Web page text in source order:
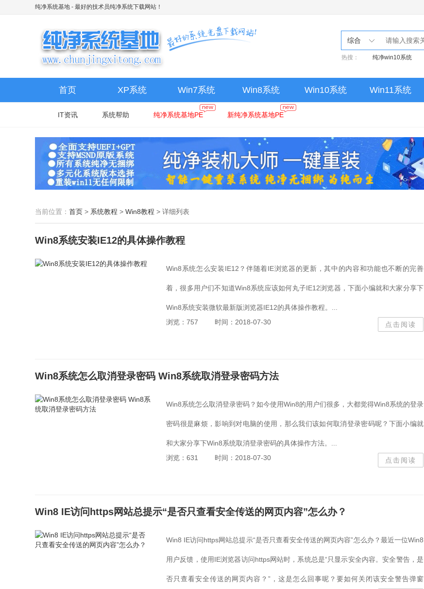
纯净系统基地 - 最好的技术员纯净系统下载网站！
综合
热搜： 纯净win10系统
首页 XP系统 Win7系统 Win8系统 Win10系统 Win11系统
IT资讯 系统帮助 纯净系统基地PE 新纯净系统基地PE
当前位置： 首页 > 系统教程 > Win8教程 > 详细列表
Win8系统安装IE12的具体操作教程
Win8系统怎么安装IE12？伴随着IE浏览器的更新，其中的内容和功能也不断的完善
着，很多用户们不知道Win8系统应该如何丸子IE12浏览器，下面小编就和大家分享下
Win8系统安装微软最新版浏览器IE12的具体操作教程。...
浏览：757
时间：2018-07-30 点击阅读
Win8系统怎么取消登录密码 Win8系统取消登录密码方法
Win8系统怎么取消登录密码？如今使用Win8的用户们很多，大都觉得Win8系统的登录
密码很是麻烦，影响到对电脑的使用，那么我们该如何取消登录密码呢？下面小编就
和大家分享下Win8系统取消登录密码的具体操作方法。...
浏览：631
时间：2018-07-30 点击阅读
Win8 IE访问https网站总提示“是否只查看安全传送的网页内容”怎么办？
Win8 IE访问https网站总提示“是否只查看安全传送的网页内容”怎么办？最近一位Win8
用户反馈，使用IE浏览器访问https网站时，系统总是“只显示安全内容。安全警告，是
否只查看安全传送的网页内容？”，这是怎么回事呢？要如何关闭该安全警告弹窗